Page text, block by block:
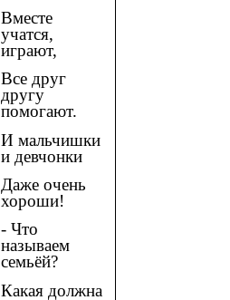
Вместе
учатся,
играют,
Все друг
другу
помогают.
И мальчишки
и девчонки
Даже очень
хороши!
- Что
называем
семьёй?
Какая должна